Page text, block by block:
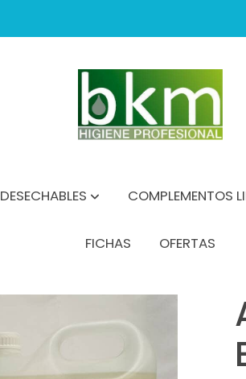
DESECHABLES COMPLEMENTOS
FICHAS OFERTAS